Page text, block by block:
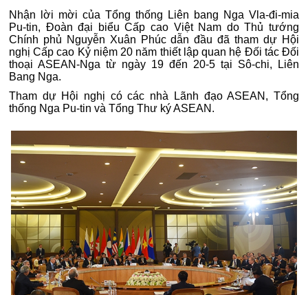
Nhận lời mời của Tổng thống Liên bang Nga Vla-đi-mia
Pu-tin, Đoàn đại biểu Cấp cao Việt Nam do Thủ tướng
Chính phủ Nguyễn Xuân Phúc dẫn đầu đã tham dự Hội
nghị Cấp cao Kỷ niệm 20 năm thiết lập quan hệ Đối tác Đối
thoại ASEAN-Nga từ ngày 19 đến 20-5 tại Sô-chi, Liên
Bang Nga.
Tham dự Hội nghị có các nhà Lãnh đạo ASEAN, Tổng
thống Nga Pu-tin và Tổng Thư ký ASEAN.